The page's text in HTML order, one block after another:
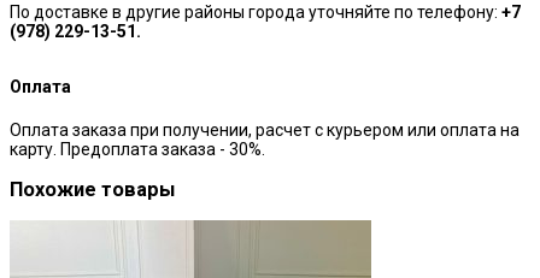
По доставке в другие районы города уточняйте по телефону: +7
(978) 229-13-51.
Оплата
Оплата заказа при получении, расчет с курьером или оплата на
карту. Предоплата заказа - 30%.
Похожие товары